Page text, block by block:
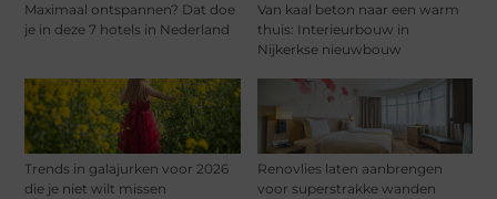
Maximaal ontspannen? Dat doe
je in deze 7 hotels in Nederland
Van kaal beton naar een warm
thuis: Interieurbouw in
Nijkerkse nieuwbouw
Trends in galajurken voor 2026
die je niet wilt missen
Renovlies laten aanbrengen
voor superstrakke wanden